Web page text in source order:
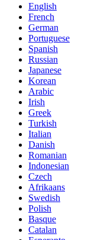
English
French
German
Portuguese
Spanish
Russian
Japanese
Korean
Arabic
Irish
Greek
Turkish
Italian
Danish
Romanian
Indonesian
Czech
Afrikaans
Swedish
Polish
Basque
Catalan